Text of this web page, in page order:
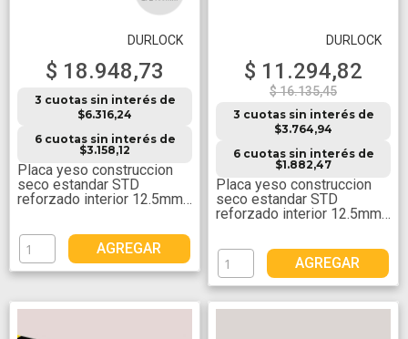
DURLOCK
$ 18.948,73
3 cuotas sin interés de
$6.316,24
6 cuotas sin interés de
$3.158,12
Placa yeso construccion
seco estandar STD
reforzado interior 12.5mm
AGREGAR
DURLOCK
$ 11.294,82
$ 16.135,45
3 cuotas sin interés de
$3.764,94
6 cuotas sin interés de
$1.882,47
Placa yeso construccion
seco estandar STD
reforzado interior 12.5mm
AGREGAR